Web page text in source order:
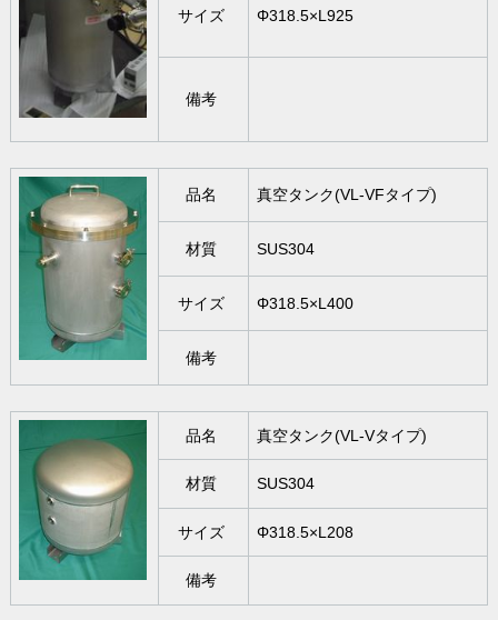
サイズ Φ318.5×L925
備考
品名 真空タンク(VL-VFタイプ)
材質 SUS304
サイズ Φ318.5×L400
備考
品名 真空タンク(VL-Vタイプ)
材質 SUS304
サイズ Φ318.5×L208
備考